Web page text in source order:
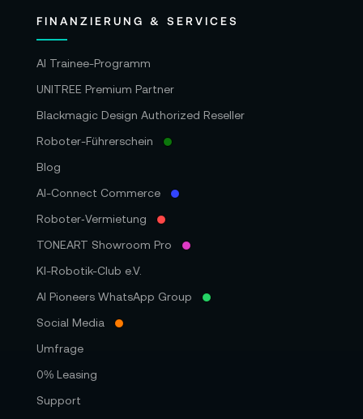
FINANZIERUNG & SERVICES
AI Trainee-Programm
UNITREE Premium Partner
Blackmagic Design Authorized Reseller
Roboter-Führerschein
Blog
AI-Connect Commerce
Roboter‑Vermietung
TONEART Showroom Pro
KI-Robotik-Club e.V.
AI Pioneers WhatsApp Group
Social Media
Umfrage
0% Leasing
Support